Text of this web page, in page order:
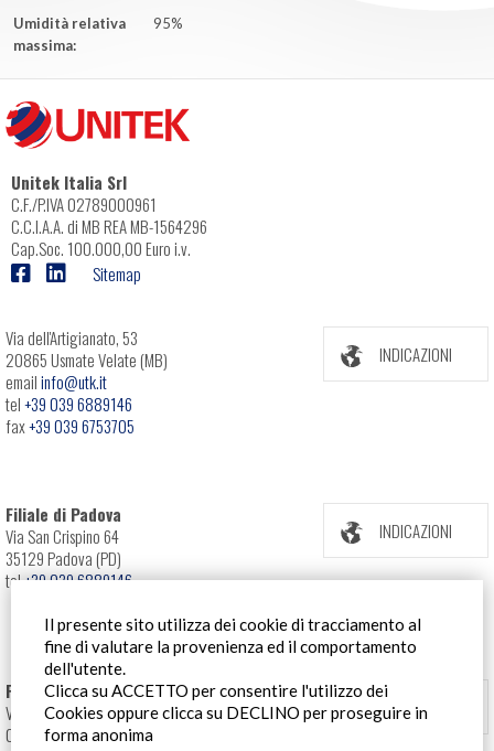
Il presente sito utilizza dei cookie di tracciamento al
fine di valutare la provenienza ed il comportamento
dell'utente.
Clicca su ACCETTO per consentire l'utilizzo dei
Cookies oppure clicca su DECLINO per proseguire in
forma anonima
Umidità relativa
massima:
95%
Unitek Italia Srl
C.F./P.IVA 02789000961
C.C.I.A.A. di MB REA MB-1564296
Cap.Soc. 100.000,00 Euro i.v.
Sitemap
Via dell'Artigianato, 53
20865 Usmate Velate (MB)
emailinfo@utk.it
tel+39 039 6889146
fax+39 039 6753705
INDICAZIONI
Filiale di Padova
Via San Crispino 64
35129 Padova (PD)
tel+39 039 6889146
INDICAZIONI
Filiale Roma
Via Pontina 583
00128 Roma (RM)
INDICAZIONI